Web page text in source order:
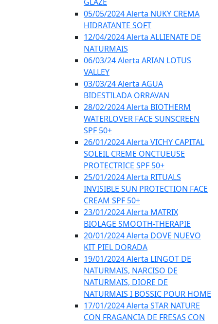
05/05/2024 Alerta NUKY CREMA
HIDRATANTE SOFT
12/04/2024 Alerta ALLIENATE DE
NATURMAIS
06/03/24 Alerta ARIAN LOTUS
VALLEY
03/03/24 Alerta AGUA
BIDESTILADA ORRAVAN
28/02/2024 Alerta BIOTHERM
WATERLOVER FACE SUNSCREEN
SPF 50+
26/01/2024 Alerta VICHY CAPITAL
SOLEIL CREME ONCTUEUSE
PROTECTRICE SPF 50+
25/01/2024 Alerta RITUALS
INVISIBLE SUN PROTECTION FACE
CREAM SPF 50+
23/01/2024 Alerta MATRIX
BIOLAGE SMOOTH-THERAPIE
20/01/2024 Alerta DOVE NUEVO
KIT PIEL DORADA
19/01/2024 Alerta LINGOT DE
NATURMAIS, NARCISO DE
NATURMAIS, DIORE DE
NATURMAIS I BOSSIC POUR HOME
17/01/2024 Alerta STAR NATURE
CON FRAGANCIA DE FRESAS CON